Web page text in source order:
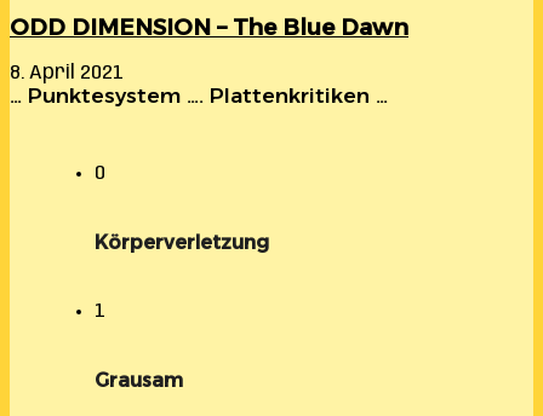
ODD DIMENSION – The Blue Dawn
8. April 2021
… Punktesystem …. Plattenkritiken …
0
Körperverletzung
1
Grausam